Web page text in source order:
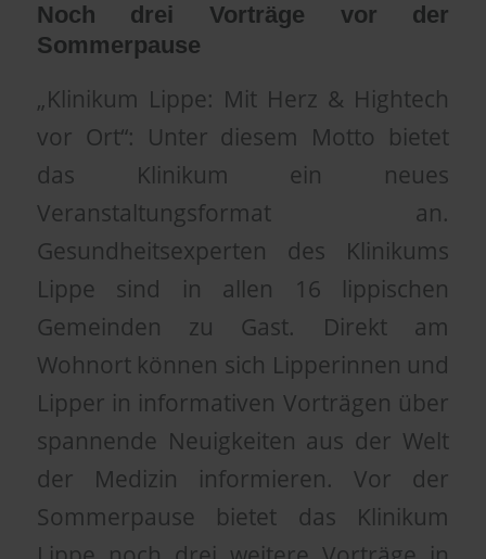
Noch drei Vorträge vor der
Sommerpause
„Klinikum Lippe: Mit Herz & Hightech
vor Ort“: Unter diesem Motto bietet
das Klinikum ein neues
Veranstaltungsformat an.
Gesundheitsexperten des Klinikums
Lippe sind in allen 16 lippischen
Gemeinden zu Gast. Direkt am
Wohnort können sich Lipperinnen und
Lipper in informativen Vorträgen über
spannende Neuigkeiten aus der Welt
der Medizin informieren. Vor der
Sommerpause bietet das Klinikum